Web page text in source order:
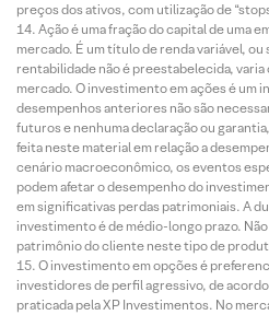
preços dos ativos, com utilização de
Ação é uma fração do capital de uma
mercado. É um título de renda variável,
rentabilidade não é preestabelecida,
mercado. O investimento em ações é um
desempenhos anteriores não são
futuros e nenhuma declaração ou
feita neste material em relação a
cenário macroeconômico, os eventos
podem afetar o desempenho do
em significativas perdas patrimoniais. A
investimento é de médio-longo prazo.
patrimônio do cliente neste tipo de
O investimento em opções é
investidores de perfil agressivo, de
praticada pela XP Investimentos. No